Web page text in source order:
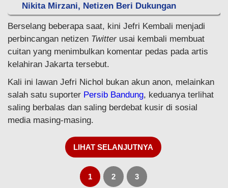
Nikita Mirzani, Netizen Beri Dukungan
Berselang beberapa saat, kini Jefri Kembali menjadi
perbincangan netizen Twitterusai kembali membuat
cuitan yang menimbulkan komentar pedas pada artis
kelahiran Jakarta tersebut.
Kali ini lawan Jefri Nichol bukan akun anon, melainkan
salah satu suporter Persib Bandung, keduanya terlihat
saling berbalas dan saling berdebat kusir di sosial
media masing-masing.
LIHAT SELANJUTNYA
1 2 3